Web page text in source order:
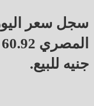
سجل سعر
جنيه للبيع.